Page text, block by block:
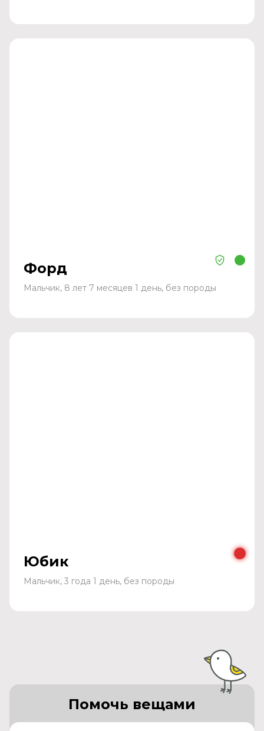
Форд
Мальчик, 8 лет 7 месяцев 1 день, без породы
Юбик
Мальчик, 3 года 1 день, без породы
Помочь вещами